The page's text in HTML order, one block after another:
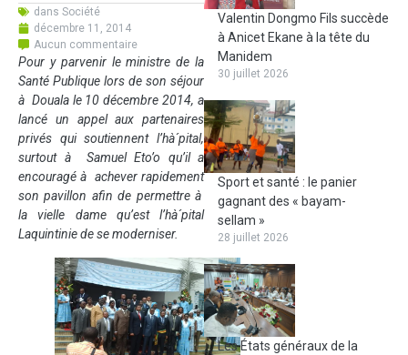
dans Société
décembre 11, 2014
Aucun commentaire
Pour y parvenir le ministre de la
Santé Publique lors de son séjour
à Douala le 10 décembre 2014, a
lancé un appel aux partenaires
privés qui soutiennent l’hà´pital,
surtout à Samuel Eto’o qu’il a
encouragé à achever rapidement
son pavillon afin de permettre à
la vielle dame qu’est l’hà´pital
Laquintinie de se moderniser.
Valentin Dongmo Fils succède
à Anicet Ekane à la tête du
Manidem
30 juillet 2026
Sport et santé : le panier
gagnant des « bayam-
sellam »
28 juillet 2026
Les États généraux de la